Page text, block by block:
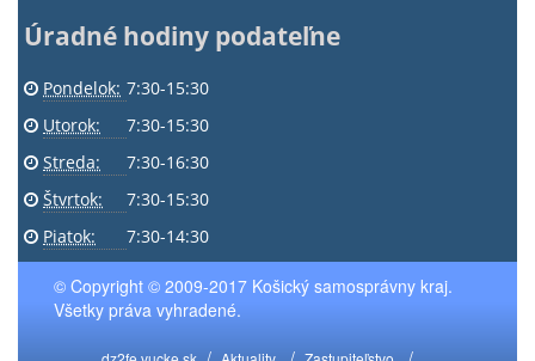
Úradné hodiny podateľne
Pondelok: 7:30-15:30
Utorok:
7:30-15:30
Streda:
7:30-16:30
Štvrtok:
7:30-15:30
Piatok:
7:30-14:30
© Copyright © 2009-2017 Košický samosprávny kraj.
Všetky práva vyhradené.